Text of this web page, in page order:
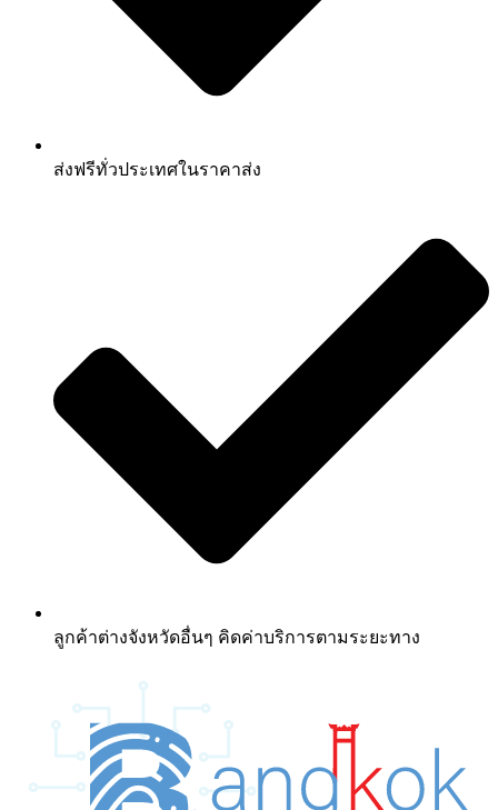
ส่งฟรีทั่วประเทศในราคาส่ง
ลูกค้าต่างจังหวัดอื่นๆ คิดค่าบริการตามระยะทาง